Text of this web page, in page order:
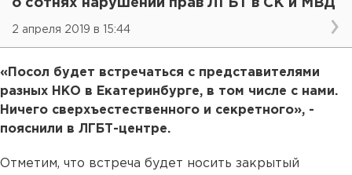
о сотнях нарушений прав ЛГБТ в СК и МВД
2 апреля 2019 в 15:44
«Посол будет встречаться с представителями
разных НКО в Екатеринбурге, в том числе с нами.
Ничего сверхъестественного и секретного», -
пояснили в ЛГБТ-центре.
Отметим, что встреча будет носить закрытый